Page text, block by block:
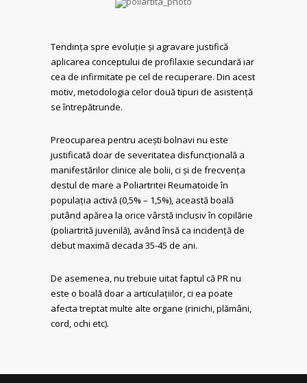
Tendința spre evoluție și agravare justifică
aplicarea conceptului de profilaxie secundară iar
cea de infirmitate pe cel de recuperare. Din acest
motiv, metodologia celor două tipuri de asistență
se întrepătrunde.
Preocuparea pentru acești bolnavi nu este
justificată doar de severitatea disfuncțională a
manifestărilor clinice ale bolii, ci și de frecvența
destul de mare a Poliartritei Reumatoide în
populația activă (0,5% – 1,5%), această boală
putând apărea la orice vârstă inclusiv în copilărie
(poliartrită juvenilă), având însă ca incidență de
debut maximă decada 35-45 de ani.
De asemenea, nu trebuie uitat faptul că PR nu
este o boală doar a articulațiilor, ci ea poate
afecta treptat multe alte organe (rinichi, plămâni,
cord, ochi etc).